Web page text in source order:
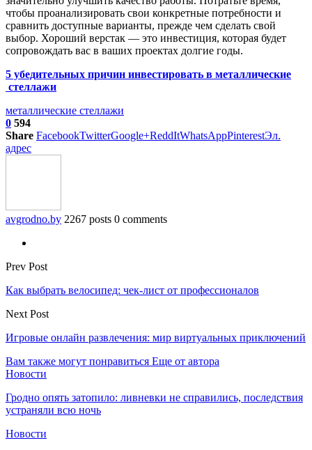
чтобы проанализировать свои конкретные потребности и
сравнить доступные варианты, прежде чем сделать свой
выбор. Хороший верстак — это инвестиция, которая будет
сопровождать вас в ваших проектах долгие годы.
5 убедительных причин инвестировать в металлические
стеллажи
металлические стеллажи
0 594
Share FacebookTwitterGoogle+ReddItWhatsAppPinterestЭл.
адрес
avgrodno.by 2267 posts 0 comments
Prev Post
Как выбрать велосипед: чек-лист от профессионалов
Next Post
Игровые онлайн развлечения: мир виртуальных приключений
Вам также могут понравиться Еще от автора
Новости
Гродно опять затопило: ливневки не справились, последствия
устраняли всю ночь
Новости